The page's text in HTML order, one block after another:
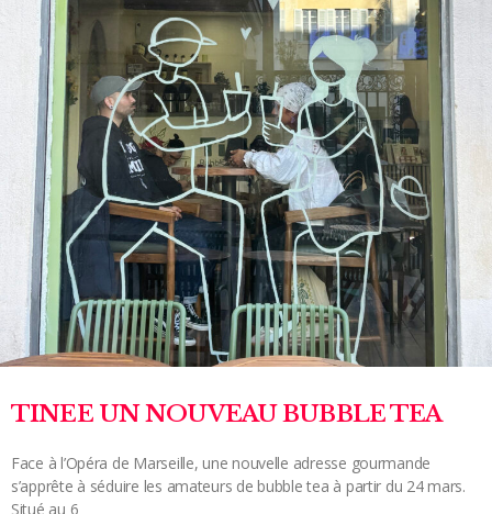
TINEE UN NOUVEAU BUBBLE TEA
Face à l’Opéra de Marseille, une nouvelle adresse gourmande
s’apprête à séduire les amateurs de bubble tea à partir du 24 mars.
Situé au 6